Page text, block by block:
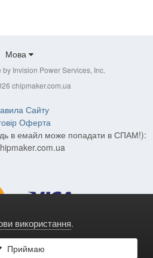
Мова
Invision Power Services, Inc.
chipmaker.com.ua
використання.
Приймаю
Сайту
Оферта
в емайл може попадати в СПАМ!):